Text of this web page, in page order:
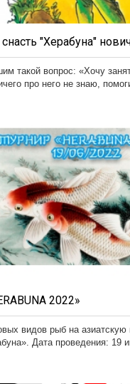
"Херабуна"
такой вопрос: «Хочу
про него не знаю,
2022»
видов рыб на азиатскую
Дата проведения: 19